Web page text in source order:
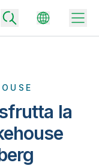
la